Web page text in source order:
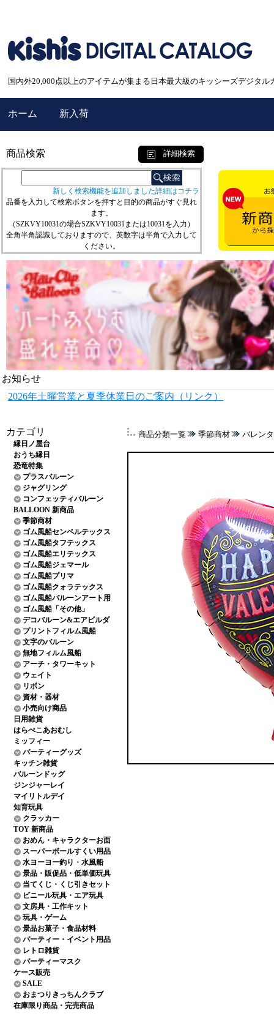
国内外20,000点以上のアイテムが集まる日本最大級のキッシーズデジタル
ホーム 新入荷
商品検索 詳細検索
新しく検索機能を追加しました詳細はコチラ
品番を入力して検索ボタンを押すと目的の商品がすぐ見れ
ます。
（SZKVY10031の場合SZKVY10031または10031を入力）
全角半角認識しておりますので、英数字は半角で入力して
ください。
お知らせ
2026年土曜営業と夏季休業日のご案内（リンク）
カテゴリ
縁日ノ屋台
おうち縁日
恐竜特集
プラスバルーン
ジャグリング
コンフェッティバルーン
BALLOON 新商品
季節商材
ゴム風船センペルテックス
ゴム風船タフテックス
ゴム風船エリテックス
ゴム風船ジェマール
ゴム風船プリマ
ゴム風船クォラテックス
ゴム風船バルーンアート用
ゴム風船「その他」
デコバルーン&エアビルダ
プリントフィルム風船
文字のバルーン
無地フィルム風船
アーチ・タワーキット
ウェイト
リボン
資材・器材
小売向け商品
日用雑貨
はらぺこあおむし
ミッフィー
パーティーグッズ
キッチン雑貨
バルーンドッグ
ジンジャーレイ
マイリトルデイ
知育玩具
クラッカー
TOY 新商品
おめん・キャラクターお面
スーパーボールすくい用品
水ヨーヨー釣り・水風船
景品・販促品・低単価玩具
当てくじ・くじ引きセット
ビニール玩具・エア玩具
文房具・工作キット
玩具・ゲーム
景品お菓子・食品材料
パーティー・イベント用品
レトロ雑貨
パーティーマスク
ケース販売
SALE
おまつりきっちんクラブ
在庫限り商品・完売商品
商品分類一覧 季節商材 バレン